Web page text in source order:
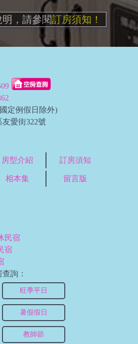
，請參閱訂房須知！
定例假日除外)
愛街322號
房型介紹 訂房須知
相本集 留言版
民宿
宿
詢：
旺季平日
暑假假日
教師節